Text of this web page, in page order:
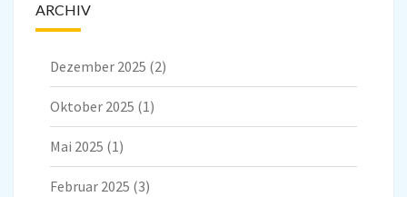
ARCHIV
Dezember 2025 (2)
Oktober 2025 (1)
Mai 2025 (1)
Februar 2025 (3)